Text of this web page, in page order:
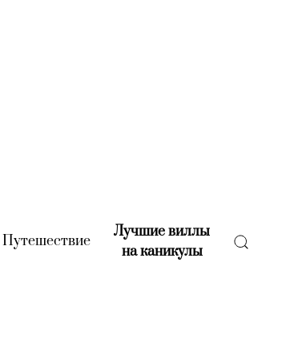
Путешествие(current)
Лучшие виллы
на каникулы(current)